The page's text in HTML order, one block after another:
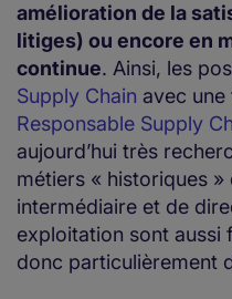
amélioration de la
litiges) ou encore en
continue. Ainsi, les
Supply Chain avec
Responsable Supply
aujourd’hui très
métiers « historiques »
intermédiaire et de
exploitation sont aussi
donc particulièrement